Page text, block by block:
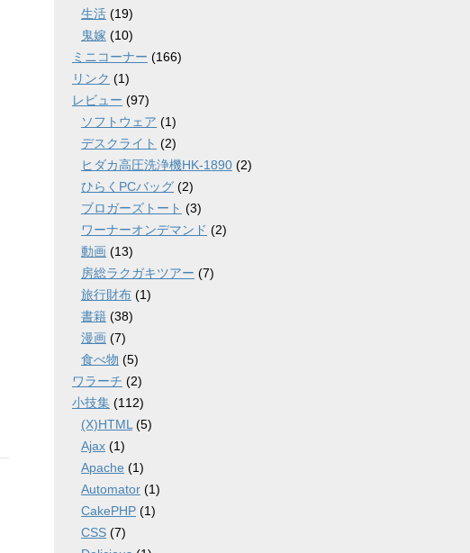
生活 (19)
鬼嫁 (10)
ミニコーナー (166)
リンク (1)
レビュー (97)
ソフトウェア (1)
デスクライト (2)
ヒダカ高圧洗浄機HK-1890 (2)
ひらくPCバッグ (2)
ブロガーズトート (3)
ワーナーオンデマンド (2)
動画 (13)
房総ラクガキツアー (7)
旅行財布 (1)
書籍 (38)
漫画 (7)
食べ物 (5)
ワラーチ (2)
小技集 (112)
(X)HTML (5)
Ajax (1)
Apache (1)
Automator (1)
CakePHP (1)
CSS (7)